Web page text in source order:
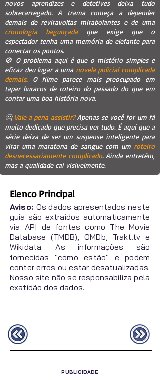
novos aprendizes e detetives deixa tudo
sobrecarregado. A trama começa a depender
demais de reviravoltas mirabolantes e de uma
cronologia bagunçadaque exige que o
espectador tenha uma memória de elefante para
conectar os pontos.
🚫 O problema aqui é que o mistério simples e
eficaz deu lugar a uma novela policial complicada
demais. O filme parece mais preocupado em
tapar buracos de roteiro do passado do que em
contar uma boa história nova.
🤔 Vale a pena assistir?Apenas se você for um fã
muito dedicado que precisa ver tudo. É aqui que a
série deixa de ser um suspense inteligente para
virar uma maratona de sangue com um roteiro
desnecessariamente complicado. Ainda entretém,
mas a qualidade cai visivelmente.
Elenco Principal
Aviso: Os dados apresentados neste
guia são extraídos automaticamente
via API de fontes como The Movie
Database (TMDB), OMDb, Trakt.tv e
Wikidata. As informações são
fornecidas "como estão" e podem
conter erros ou estar desatualizadas.
Nosso site não se responsabiliza pela
exatidão dos dados.
PUBLICIDADE